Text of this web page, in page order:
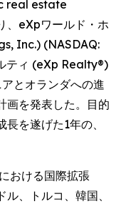
real estate
eXpワールド・ホ
Inc.) (NASDAQ:
ティ (eXp Realty®)
とオランダへの進
画を発表した。目的
を遂げた1年の、
おける国際拡張
、トルコ、韓国、